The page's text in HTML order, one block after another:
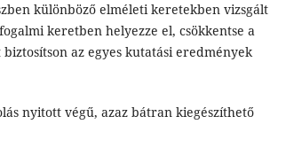
különböző elméleti keretekben vizsgált
keretben helyezze el, csökkentse a
az egyes kutatási eredmények
nyitott végű, azaz bátran kiegészíthető